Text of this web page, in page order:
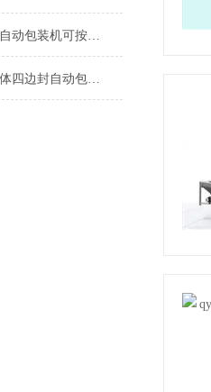
食品颗粒小立式自动包装机可按需定制
小型计量立式酱体四边封自动包装机厂家